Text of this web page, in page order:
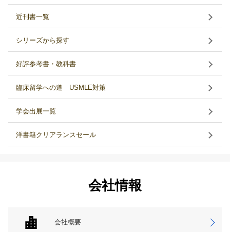
近刊書一覧
シリーズから探す
好評参考書・教科書
臨床留学への道 USMLE対策
学会出展一覧
洋書籍クリアランスセール
会社情報
会社概要